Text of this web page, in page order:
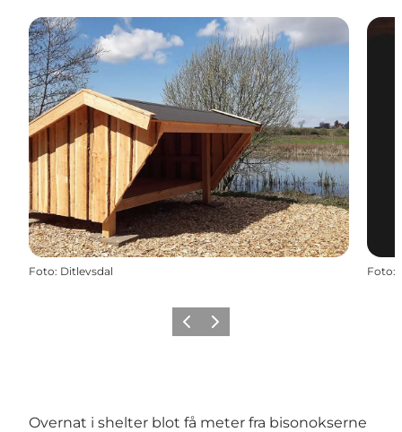
Foto: Ditlevsdal Foto:
Forrige billede
Næste billede
Overnat i shelter blot få meter fra bisonokserne